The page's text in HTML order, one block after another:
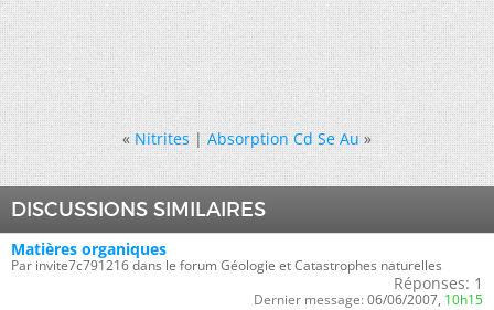
« Nitrites|Absorption Cd Se Au »
DISCUSSIONS SIMILAIRES
Matières organiques
Par invite7c791216 dans le forum Géologie et Catastrophes naturelles
Réponses: 1
Dernier message: 06/06/2007, 10h15